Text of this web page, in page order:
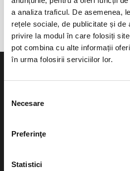
a analiza traficul. De asemenea,
rețele sociale, de publicitate și de
privire la modul în care folosiți
pot combina cu alte informații
în urma folosirii serviciilor lor.
consimțământului
Necesare
Preferinţe
Statistici
anunta-ma pe email cand apare urmatorul eveniment la
Bragadiru
Evenimente
Teatru
festivaluri